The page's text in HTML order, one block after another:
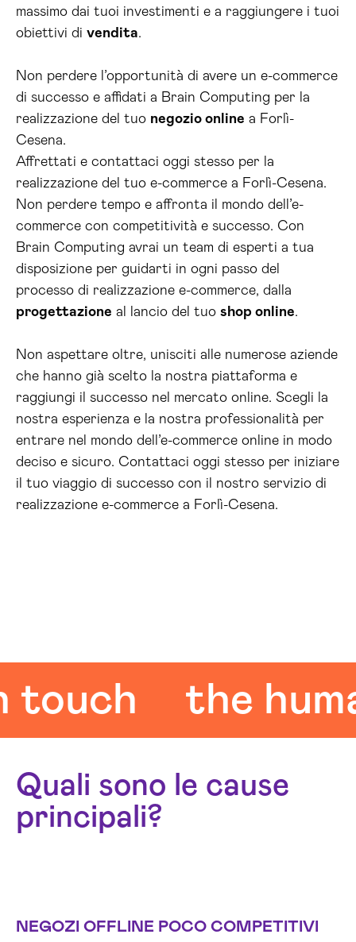
massimo dai tuoi investimenti e a raggiungere i tuoi
obiettivi di vendita.
Non perdere l’opportunità di avere un e-commerce
di successo e affidati a Brain Computing per la
realizzazione del tuo negozio online a Forlì-
Cesena.
Affrettati e contattaci oggi stesso per la
realizzazione del tuo e-commerce a Forlì-Cesena.
Non perdere tempo e affronta il mondo dell’e-
commerce con competitività e successo. Con
Brain Computing avrai un team di esperti a tua
disposizione per guidarti in ogni passo del
processo di realizzazione e-commerce, dalla
progettazione al lancio del tuo shop online.
Non aspettare oltre, unisciti alle numerose aziende
che hanno già scelto la nostra piattaforma e
raggiungi il successo nel mercato online. Scegli la
nostra esperienza e la nostra professionalità per
entrare nel mondo dell’e-commerce online in modo
deciso e sicuro. Contattaci oggi stesso per iniziare
il tuo viaggio di successo con il nostro servizio di
realizzazione e-commerce a Forlì-Cesena.
the human
Quali sono le cause
principali?
NEGOZI OFFLINE POCO COMPETITIVI